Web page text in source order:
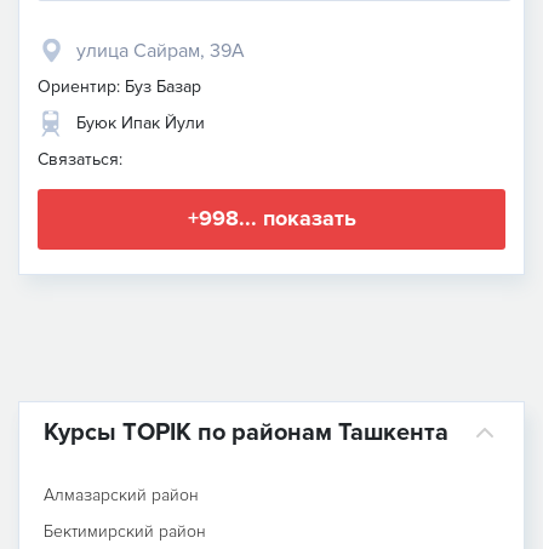
улица Сайрам, 39А
Ориентир: Буз Базар
Буюк Ипак Йули
Связаться:
+998... показать
Курсы TOPIK по районам Ташкента
Алмазарский район
Бектимирский район